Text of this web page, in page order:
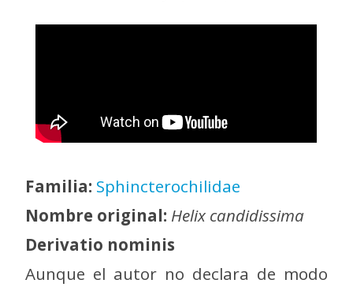
Familia: Sphincterochilidae
Nombre original: Helix candidissima
Derivatio nominis
Aunque el autor no declara de modo